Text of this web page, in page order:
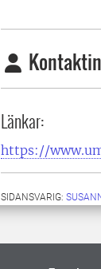
Länkar:
https://
SIDANSVARIG: